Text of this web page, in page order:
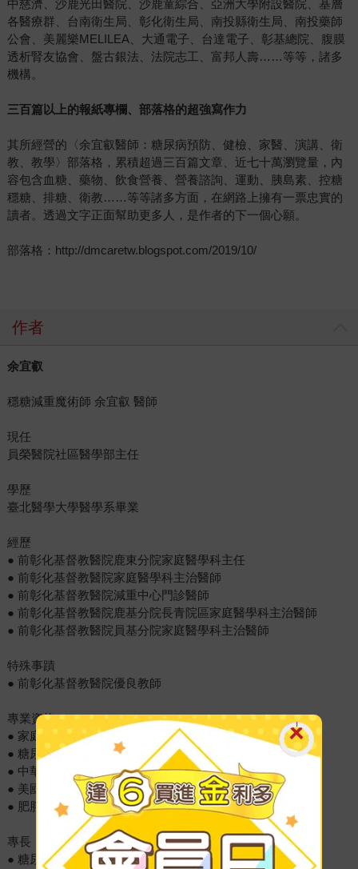
中慈濟、沙鹿光田醫院、沙鹿童綜合、亞洲大學附設醫院、基層
各醫療群、台南衛生局、彰化衛生局、南投縣衛生局、南投藥師
公會、美麗樂MELILEA、大通電子、台達電子、彰基總院、腹膜
透析腎友協會、盤古銀法、法院志工、富邦人壽……等等，諸多
機構。
三百篇以上的報紙專欄、部落格的超強寫作力
其所經營的〈余宜叡醫師：糖尿病預防、健檢、家醫、演講、衛
教、教學〉部落格，累積超過三百篇文章、近七十萬瀏覽量，內
容包含血糖、藥物、飲食營養、營養諮詢、運動、胰島素、控糖
穩糖、排糖、衛教……等等諸多方面，在網路上擁有一票忠實的
讀者。透過文字正面幫助更多人，是作者的下一個心願。
部落格：http://dmcaretw.blogspot.com/2019/10/
作者
余宜叡
穩糖減重魔術師 余宜叡 醫師
現任
員榮醫院社區醫學部主任
學歷
臺北醫學大學醫學系畢業
經歷
● 前彰化基督教醫院鹿東分院家庭醫學科主任
● 前彰化基督教醫院家庭醫學科主治醫師
● 前彰化基督教醫院減重中心門診醫師
● 前彰化基督教醫院鹿基分院長青院區家庭醫學科主治醫師
● 前彰化基督教醫院員基分院家庭醫學科主治醫師
特殊事蹟
● 前彰化基督教醫院優良教師
專業資格
● 家庭醫學專科醫師
● 糖尿病衛教學會衛教師
● 中華民國糖尿病學會會員
● 美國糖尿病學會會員
● 肥胖專科醫師
專長
● 糖尿病預防、評估和控制、減重。